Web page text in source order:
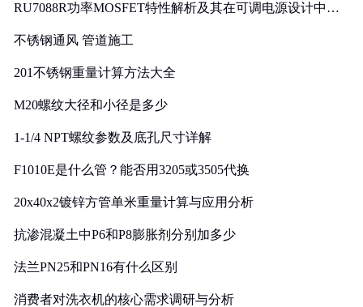
RU7088R功率MOSFET特性解析及其在可调电源设计中的
不锈钢通风 管道施工
201不锈钢重量计算方法大全
M20螺纹大径和小径是多少
1-1/4 NPT螺纹参数及底孔尺寸详解
F1010E是什么管？能否用3205或3505代换
20x40x2镀锌方管单米重量计算与应用分析
抗渗混凝土中P6和P8膨胀剂分别加多少
法兰PN25和PN16有什么区别
消费者对洗衣机的核心需求调研与分析